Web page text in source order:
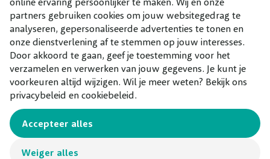
partners gebruiken cookies om jouw websitegedrag te
analyseren, gepersonaliseerde advertenties te tonen en
onze dienstverlening af te stemmen op jouw interesses.
Door akkoord te gaan, geef je toestemming voor het
verzamelen en verwerken van jouw gegevens. Je kunt je
voorkeuren altijd wijzigen. Wil je meer weten? Bekijk ons
privacybeleid en cookiebeleid.
Weiger alles
Accepteer alles
Groeisnelheid Gemiddeld
Geschikt voor In de volle grond, in pot